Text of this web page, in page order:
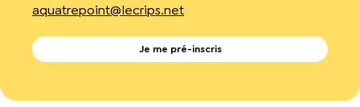
aquatrepoint@lecrips.net
Je me pré-inscris